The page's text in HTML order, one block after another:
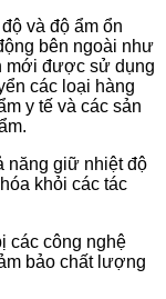
và độ ẩm ổn
bên ngoài như
mới được sử dụng
các loại hàng
y tế và các sản
năng giữ nhiệt độ
khỏi các tác
các công nghệ
bảo chất lượng